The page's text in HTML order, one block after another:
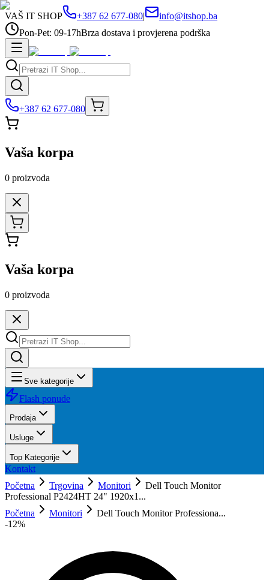
VAŠ IT SHOP +387 62 677-080|
info@itshop.ba
Pon-Pet: 09-17hBrza dostava i provjerena podrška
+387 62 677-080
Vaša korpa
0 proizvoda
Vaša korpa
0 proizvoda
Sve kategorije
Flash ponude
Prodaja
Usluge
Top Kategorije
Kontakt
Početna
Trgovina Monitori
Dell Touch Monitor
Professional P2424HT 24" 1920x1...
Početna
Monitori
Dell Touch Monitor Professiona...
-12%